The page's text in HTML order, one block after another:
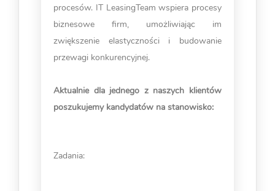
procesów. IT LeasingTeam wspiera procesy
biznesowe firm, umożliwiając im
zwiększenie elastyczności i budowanie
przewagi konkurencyjnej.
Aktualnie dla jednego z naszych klientów
poszukujemy kandydatów na stanowisko:
Zadania: